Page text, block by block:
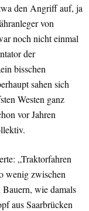
den Angriff auf, ja
von
noch nicht einmal
der
bisschen
sahen sich
Westen ganz
vor Jahren
„Traktorfahren
wenig zwischen
wie damals
aus Saarbrücken